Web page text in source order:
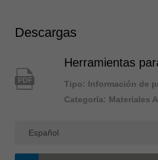
Descargas
PDF
Herramientas
Tipo: Información de
Categoría: Materiales